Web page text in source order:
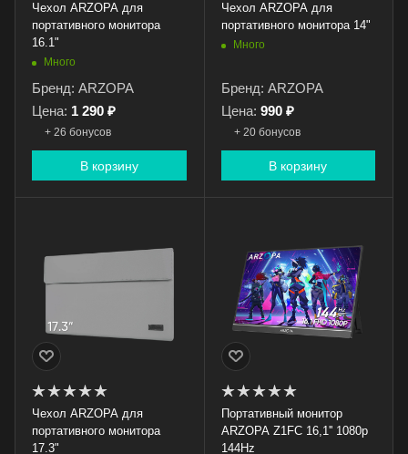
Чехол ARZOPA для
портативного монитора
16.1"
Много
Бренд: ARZOPA
Цена: 1 290 ₽
+ 26 бонусов
В корзину
Чехол ARZOPA для
портативного монитора 14"
Много
Бренд: ARZOPA
Цена: 990 ₽
+ 20 бонусов
В корзину
Чехол ARZOPA для
портативного монитора
17.3"
Портативный монитор
ARZOPA Z1FC 16,1'' 1080p
144Hz